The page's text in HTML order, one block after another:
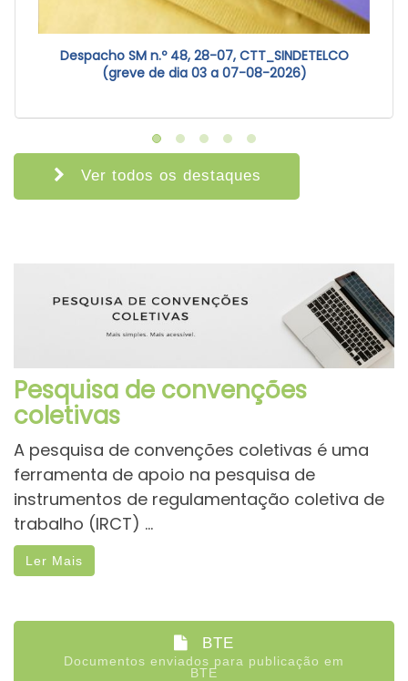
Despacho SM n.º 48, 28-07, CTT_SINDETELCO
(greve de dia 03 a 07-08-2026)
Ver todos os destaques
Pesquisa de convenções
coletivas
A pesquisa de convenções coletivas é uma
ferramenta de apoio na pesquisa de
instrumentos de regulamentação coletiva de
trabalho (IRCT) ...
Ler Mais
BTE
Documentos enviados para publicação em
BTE